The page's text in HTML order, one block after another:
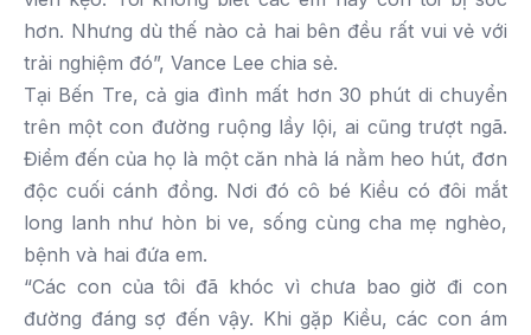
hơn. Nhưng dù thế nào cả hai bên đều rất vui vẻ với
trải nghiệm đó”, Vance Lee chia sẻ.
Tại Bến Tre, cả gia đình mất hơn 30 phút di chuyển
trên một con đường ruộng lầy lội, ai cũng trượt ngã.
Điểm đến của họ là một căn nhà lá nằm heo hút, đơn
độc cuối cánh đồng. Nơi đó cô bé Kiều có đôi mắt
long lanh như hòn bi ve, sống cùng cha mẹ nghèo,
bệnh và hai đứa em.
“Các con của tôi đã khóc vì chưa bao giờ đi con
đường đáng sợ đến vậy. Khi gặp Kiều, các con ám